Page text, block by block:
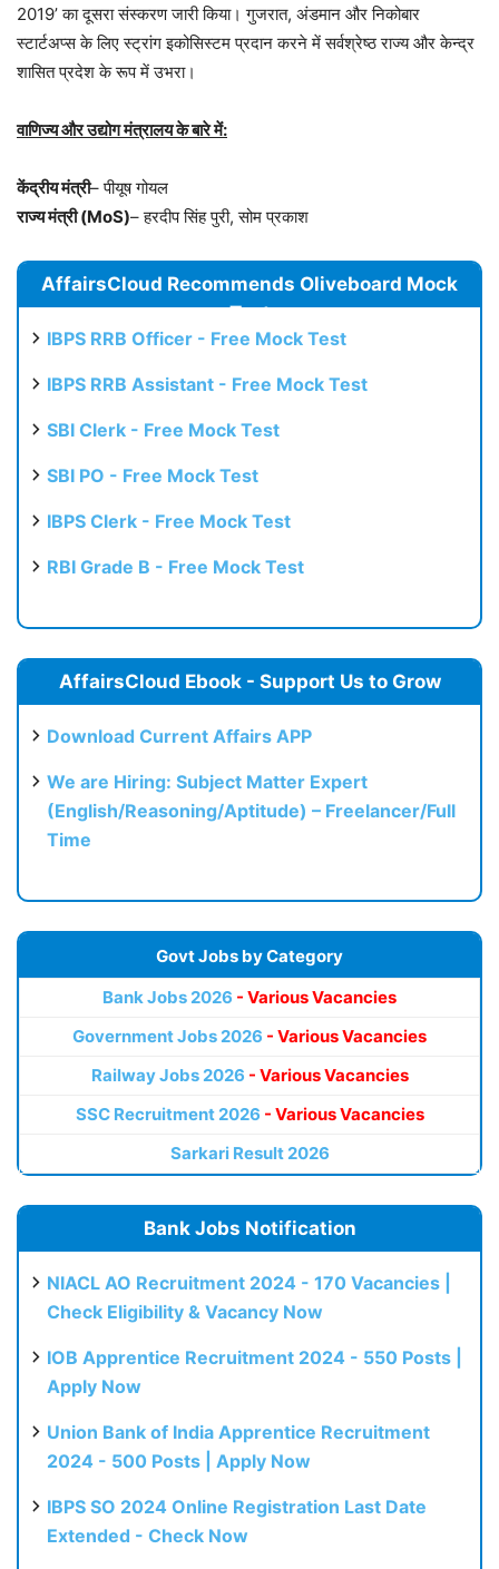
2019’ का दूसरा संस्करण जारी किया। गुजरात, अंडमान और निकोबार
स्टार्टअप्स के लिए स्ट्रांग इकोसिस्टम प्रदान करने में सर्वश्रेष्ठ राज्य और केन्द्र
शासित प्रदेश के रूप में उभरा।
वाणिज्य और उद्योग मंत्रालय के बारे में:
केंद्रीय मंत्री– पीयूष गोयल
राज्य मंत्री (MoS)– हरदीप सिंह पुरी, सोम प्रकाश
AffairsCloud Recommends Oliveboard Mock
Test
IBPS RRB Officer - Free Mock Test
IBPS RRB Assistant - Free Mock Test
SBI Clerk - Free Mock Test
SBI PO - Free Mock Test
IBPS Clerk - Free Mock Test
RBI Grade B - Free Mock Test
AffairsCloud Ebook - Support Us to Grow
Download Current Affairs APP
We are Hiring: Subject Matter Expert
(English/Reasoning/Aptitude) – Freelancer/Full
Time
Govt Jobs by Category
Bank Jobs 2026 - Various Vacancies
Government Jobs 2026 - Various Vacancies
Railway Jobs 2026 - Various Vacancies
SSC Recruitment 2026 - Various Vacancies
Sarkari Result 2026
Bank Jobs Notification
NIACL AO Recruitment 2024 - 170 Vacancies |
Check Eligibility & Vacancy Now
IOB Apprentice Recruitment 2024 - 550 Posts |
Apply Now
Union Bank of India Apprentice Recruitment
2024 - 500 Posts | Apply Now
IBPS SO 2024 Online Registration Last Date
Extended - Check Now